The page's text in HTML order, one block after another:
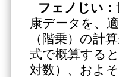
フェノじい：
康データを、
（階乗）の計
式で概算する
対数）、およ